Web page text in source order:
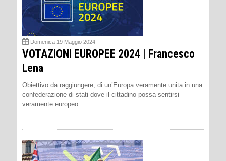
Domenica 19 Maggio 2024
VOTAZIONI EUROPEE 2024 | Francesco
Lena
Obiettivo da raggiungere, di un’Europa veramente unita in una
confederazione di stati dove il cittadino possa sentirsi
veramente europeo.